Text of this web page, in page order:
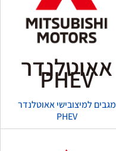
אאוטלנדר
PHEV
מגבים למיצובישי אאוטלנדר
PHEV